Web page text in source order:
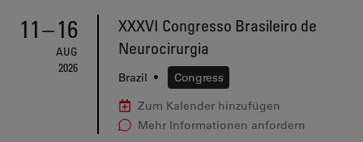
11–16
AUG
2026
XXXVI Congresso Brasileiro de
Neurocirurgia
Brazil •
Congress
Zum Kalender hinzufügen
Mehr Informationen anfordern